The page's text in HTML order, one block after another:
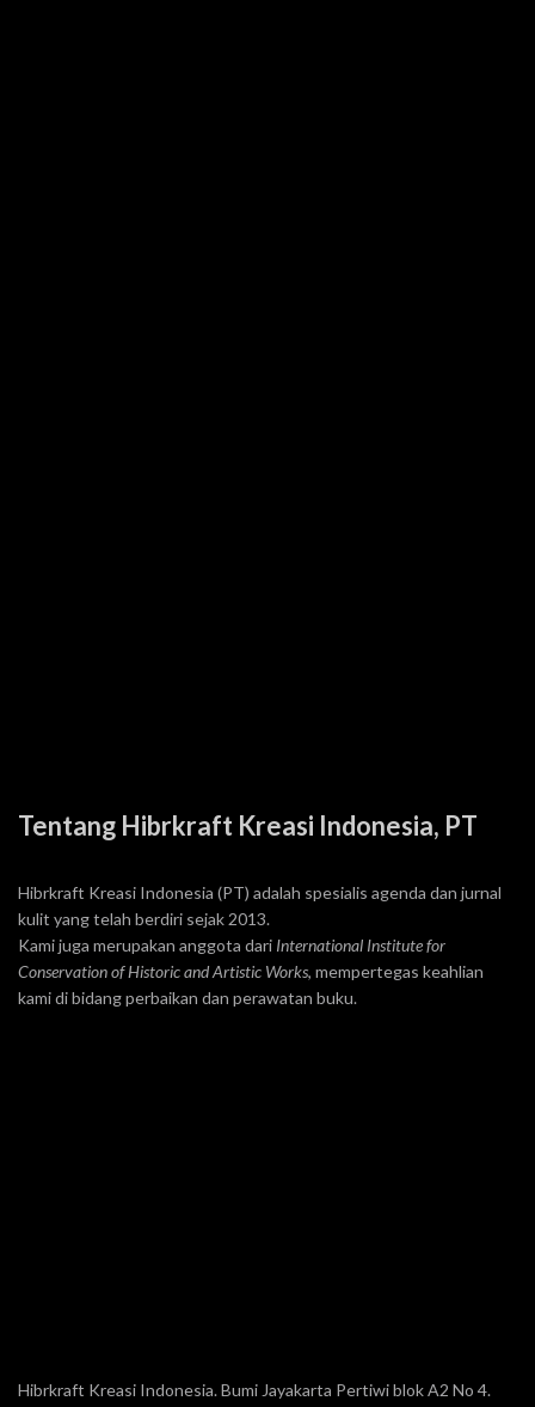
Tentang Hibrkraft Kreasi Indonesia, PT
Hibrkraft Kreasi Indonesia (PT) adalah spesialis agenda dan jurnal
kulit yang telah berdiri sejak 2013.
Kami juga merupakan anggota dari International Institute for
Conservation of Historic and Artistic Works, mempertegas keahlian
kami di bidang perbaikan dan perawatan buku.
Hibrkraft Kreasi Indonesia. Bumi Jayakarta Pertiwi blok A2 No 4.